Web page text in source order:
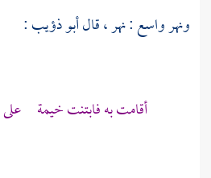
ونهر واسع : نهر ، قالأبو ذؤيب:
أقامت به فابتنت خيمة